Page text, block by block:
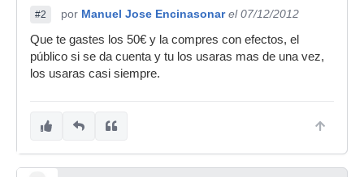
#2 por Manuel Jose Encinasonar el 07/12/2012
Que te gastes los 50€ y la compres con efectos, el
público si se da cuenta y tu los usaras mas de una vez,
los usaras casi siempre.